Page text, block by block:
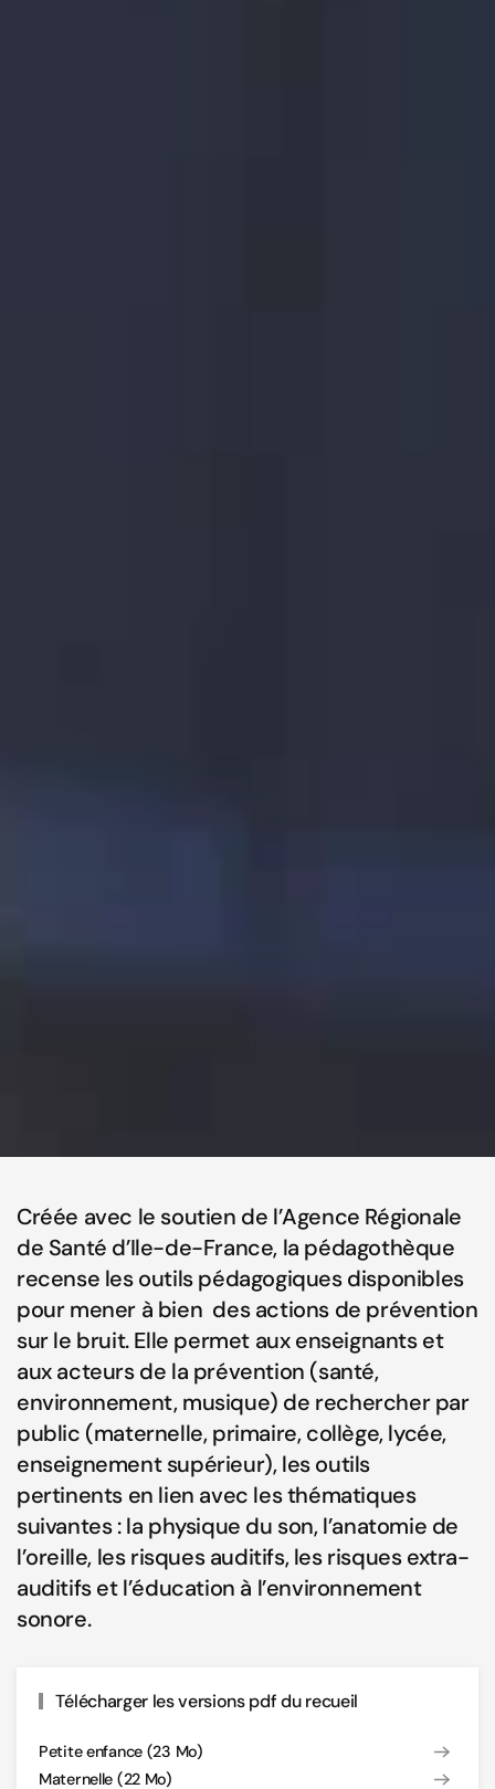
Créée avec le soutien de l’Agence Régionale
de Santé d’Ile-de-France, la pédagothèque
recense les outils pédagogiques disponibles
pour mener à bien des actions de prévention
sur le bruit. Elle permet aux enseignants et
aux acteurs de la prévention (santé,
environnement, musique) de rechercher par
public (maternelle, primaire, collège, lycée,
enseignement supérieur), les outils
pertinents en lien avec les thématiques
suivantes : la physique du son, l’anatomie de
l’oreille, les risques auditifs, les risques extra-
auditifs et l’éducation à l’environnement
sonore.
Télécharger les versions pdf du recueil
Petite enfance (23 Mo)
Maternelle (22 Mo)